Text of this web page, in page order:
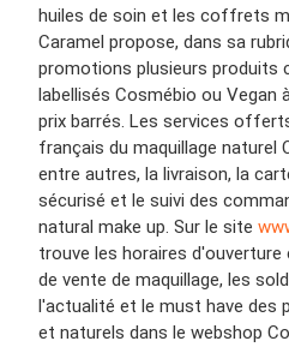
huiles de soin et les coffrets
Caramel propose, dans sa
promotions plusieurs produits
labellisés Cosmébio ou Vegan
prix barrés. Les services
français du maquillage naturel
entre autres, la livraison, la
sécurisé et le suivi des
natural make up. Sur le site
trouve les horaires
de vente de maquillage, les
l'actualité et le must have des
et naturels dans le webshop